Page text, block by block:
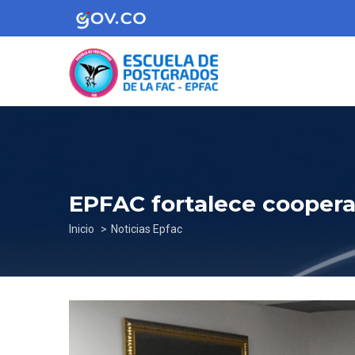
EPFAC fortalece
Sobrescribir
de
ayuda
Inicio Noticias Epfac